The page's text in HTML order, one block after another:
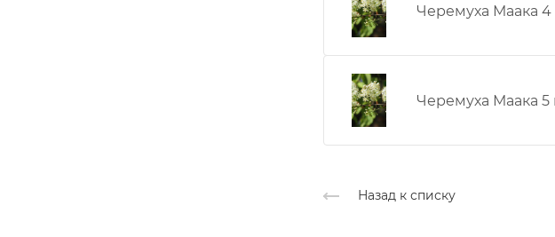
Черемуха Маака 4
Черемуха Маака 5
Назад к списку